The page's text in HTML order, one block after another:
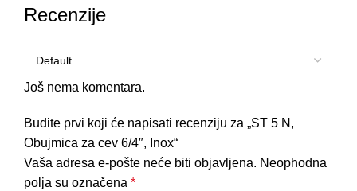
Recenzije
Još nema komentara.
Budite prvi koji će napisati recenziju za „ST 5 N,
Obujmica za cev 6/4″, Inox“
Vaša adresa e-pošte neće biti objavljena. Neophodna
polja su označena *